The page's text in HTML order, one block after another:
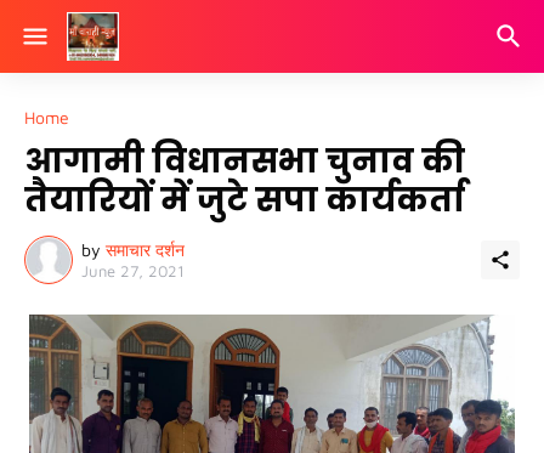
Home
आगामी विधानसभा चुनाव की
तैयारियों में जुटे सपा कार्यकर्ता
by समाचार दर्शन
June 27, 2021